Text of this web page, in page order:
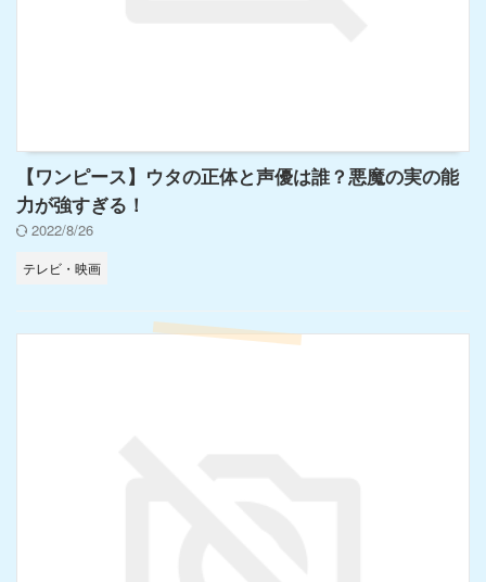
【ワンピース】ウタの正体と声優は誰？悪魔の実の能
力が強すぎる！
2022/8/26
テレビ・映画